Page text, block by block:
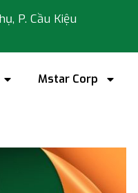
P. Cầu Kiệu
Mstar Corp